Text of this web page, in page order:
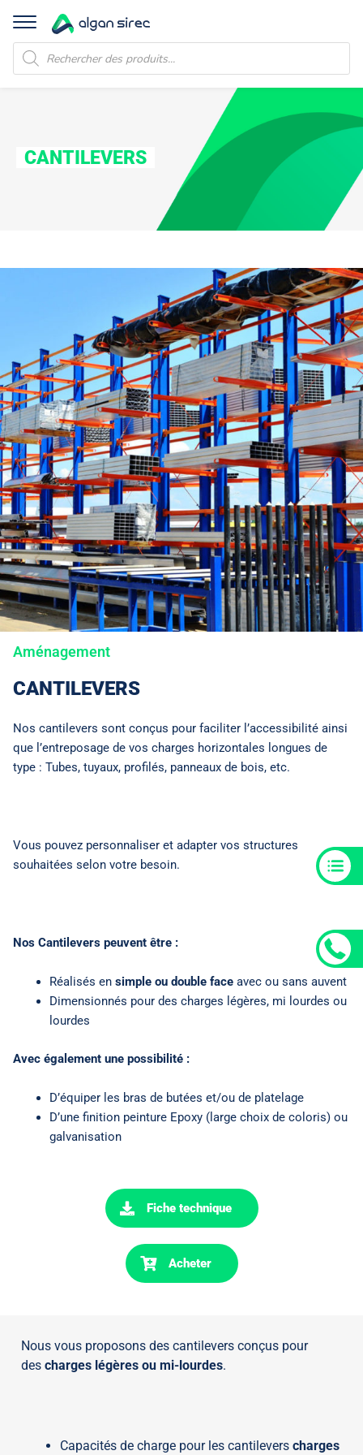
Recherche
de
produits
CANTILEVERS
Aménagement
CANTILEVERS
Nos cantilevers sont conçus pour faciliter l’accessibilité ainsi
que l’entreposage de vos charges horizontales longues de
type : Tubes, tuyaux, profilés, panneaux de bois, etc.
Vous pouvez personnaliser et adapter vos structures
souhaitées selon votre besoin.
Nos Cantilevers peuvent être :
Réalisés en simple ou double face avec ou sans auvent
Dimensionnés pour des charges légères, mi lourdes ou
lourdes
Avec également une possibilité :
D’équiper les bras de butées et/ou de platelage
D’une finition peinture Epoxy (large choix de coloris) ou
galvanisation
Fiche technique
Acheter
Nous vous proposons des cantilevers conçus pour
des charges légères ou mi-lourdes.
Capacités de charge pour les cantilevers charges